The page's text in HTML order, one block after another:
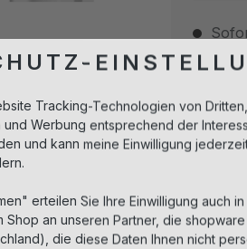
Die mit
Kokos-
frischen,
Tracking-Technologien von
Werbung entsprechend der
und kann meine Einwilligung
erteilen Sie Ihre Einwilligung auch
Shop an unseren Partner, die
die diese Daten Ihnen nicht